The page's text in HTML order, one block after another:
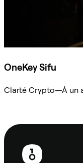
OneKey Sifu
Clarté Crypto—À un
Pied